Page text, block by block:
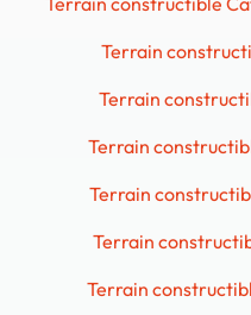
Terrain
Terrain
Terrain
Terrain
Terrain
Terrain